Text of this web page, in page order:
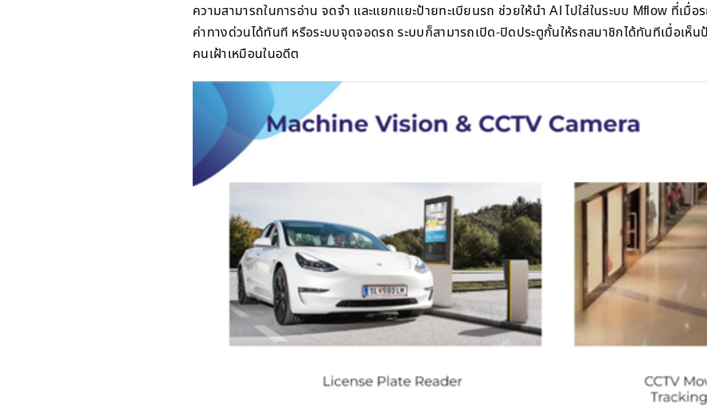
ความสามารถในการอ่าน จดจำ และแยกแยะป้ายทะเบียนรถ ช่วยให้นำ AI ไปใส่ในระบบ Mflow ที่เมื่
ค่าทางด่วนได้ทันที หรือระบบจุดจอดรถ ระบบก็สามารถเปิด-ปิดประตูกั้นให้รถสมาชิกได้ทันทีเมื่อเห็น
คนเฝ้าเหมือนในอดีต